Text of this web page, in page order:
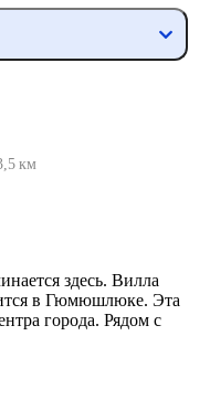
км
здесь. Вилла
в Гюмюшлюке. Эта
города. Рядом с